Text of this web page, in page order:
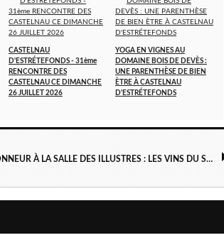
CASTELNAU
D'ESTRÉTEFONDS - 31ème
RENCONTRE DES
CASTELNAU CE DIMANCHE
26 JUILLET 2026
YOGA EN VIGNES AU
DOMAINE BOIS DE DEVÈS :
UNE PARENTHÈSE DE BIEN
ÈTRE À CASTELNAU
D'ESTRÉTEFONDS
SOIRÉE D'HONNEUR À LA SALLE DES ILLUSTRES : LES VINS DU SUD OUEST CÉLÉBRÉS PAR LES CONFRÉRIES ET LES ÉLUS D'EUROPE